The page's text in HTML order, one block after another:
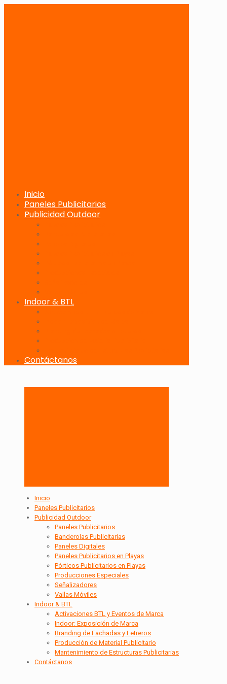
Inicio
Paneles Publicitarios
Publicidad Outdoor
Indoor & BTL
Contáctanos
Inicio
Paneles Publicitarios
Publicidad Outdoor
Paneles Publicitarios
Banderolas Publicitarias
Paneles Digitales
Paneles Publicitarios en Playas
Pórticos Publicitarios en Playas
Producciones Especiales
Señalizadores
Vallas Móviles
Indoor & BTL
Activaciones BTL y Eventos de Marca
Indoor: Exposición de Marca
Branding de Fachadas y Letreros
Producción de Material Publicitario
Mantenimiento de Estructuras Publicitarias
Contáctanos